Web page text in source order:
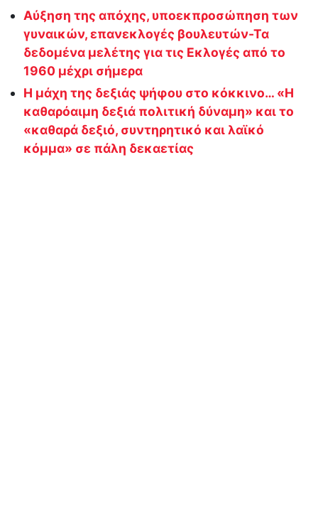
Αύξηση της απόχης, υποεκπροσώπηση των
γυναικών, επανεκλογές βουλευτών-Τα
δεδομένα μελέτης για τις Εκλογές από το
1960 μέχρι σήμερα
Η μάχη της δεξιάς ψήφου στο κόκκινο… «Η
καθαρόαιμη δεξιά πολιτική δύναμη» και το
«καθαρά δεξιό, συντηρητικό και λαϊκό
κόμμα» σε πάλη δεκαετίας